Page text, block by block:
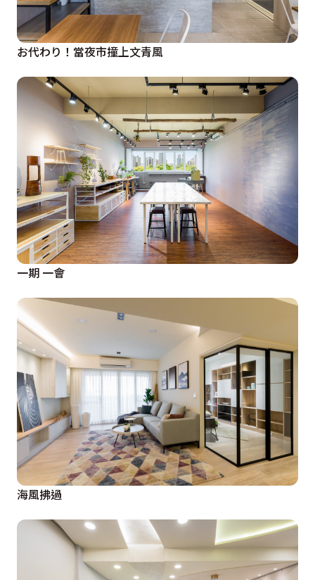
お代わり！當夜市撞上文青風
一期 一會
海風拂過